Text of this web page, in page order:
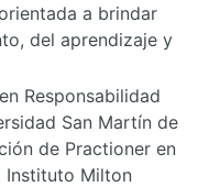
a brindar
del aprendizaje y
Responsabilidad
San Martín de
de Practioner en
Instituto Milton